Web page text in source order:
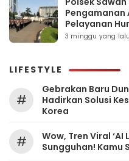
Pengamanan
Pelayanan
3 minggu yang lalu
LIFESTYLE
#
Gebrakan Baru
Hadirkan Solusi
Korea
#
Wow, Tren Viral
Sungguhan! Kamu